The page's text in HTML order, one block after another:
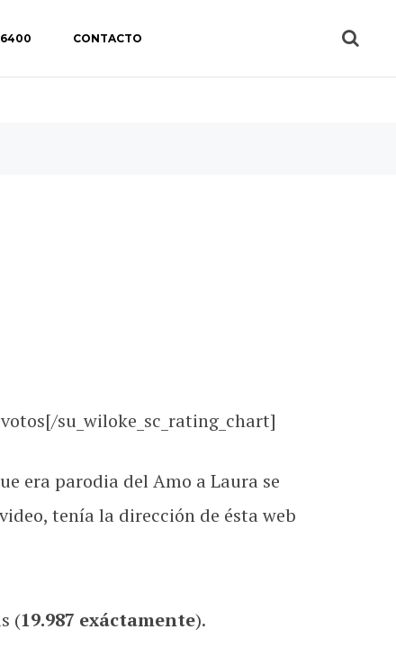
CONTACTO
votos[/su_wiloke_sc_rating_chart]
era parodia del Amo a Laura se
tenía la dirección de ésta web
(19.987 exáctamente).